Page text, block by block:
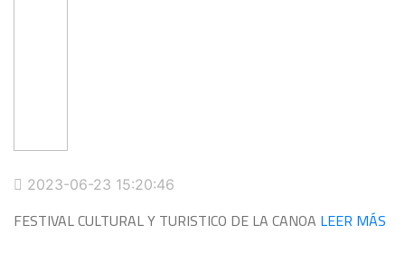
2023-06-23 15:20:46
FESTIVAL CULTURAL Y TURISTICO DE LA CANOA LEER MÁS